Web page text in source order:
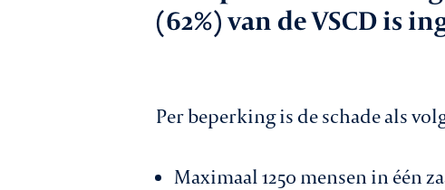
Lid worden
(62%) van de VSCD is
Per beperking is de schade als
Maximaal 1250 mensen in één